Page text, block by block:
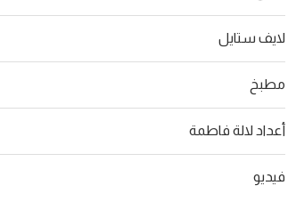
لايف ستايل
مطبخ
أعداد لالة فاطمة
فيديو